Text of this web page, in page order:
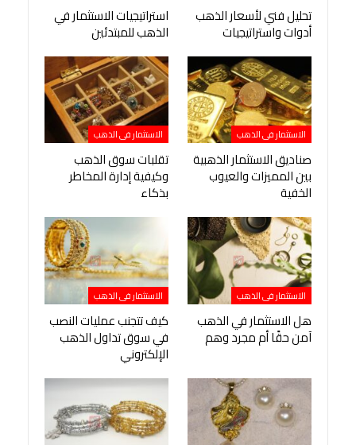
تحليل فني لأسعار الذهب
أدوات واستراتيجيات
استراتيجيات الاستثمار في
الذهب للمبتدئين
الاستثمار فى الذهب
صناديق الاستثمار الذهبية
بين المميزات والعيوب
الخفية
الاستثمار فى الذهب
تقلبات سوق الذهب
وكيفية إدارة المخاطر
بذكاء
الاستثمار فى الذهب
هل الاستثمار في الذهب
آمن حقًا أم مجرد وهم
الاستثمار فى الذهب
كيف تتجنب عمليات النصب
في سوق تداول الذهب
الإلكتروني